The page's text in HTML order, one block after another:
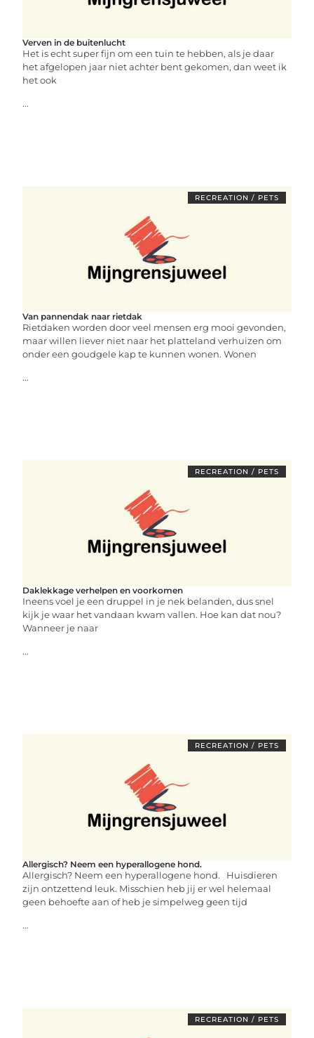
Verven in de buitenlucht
Het is echt super fijn om een tuin te hebben, als je daar
het afgelopen jaar niet achter bent gekomen, dan weet ik
het ook
...
RECREATION / PETS
Van pannendak naar rietdak
Rietdaken worden door veel mensen erg mooi gevonden,
maar willen liever niet naar het platteland verhuizen om
onder een goudgele kap te kunnen wonen. Wonen
...
RECREATION / PETS
Daklekkage verhelpen en voorkomen
Ineens voel je een druppel in je nek belanden, dus snel
kijk je waar het vandaan kwam vallen. Hoe kan dat nou?
Wanneer je naar
...
RECREATION / PETS
Allergisch? Neem een hyperallogene hond.
Allergisch? Neem een hyperallogene hond. Huisdieren
zijn ontzettend leuk. Misschien heb jij er wel helemaal
geen behoefte aan of heb je simpelweg geen tijd
...
RECREATION / PETS